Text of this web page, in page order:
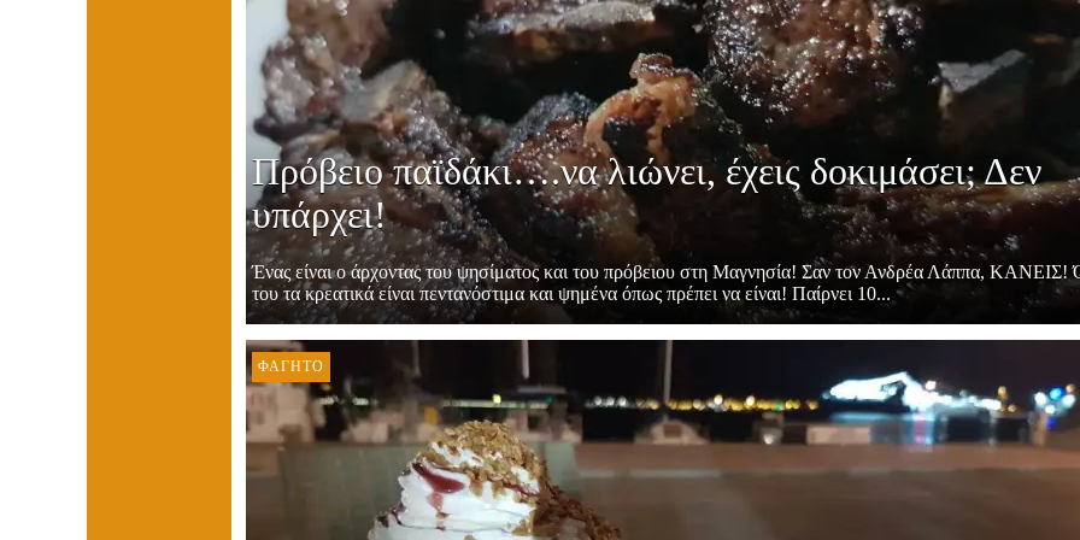
Πρόβειο παϊδάκι….να λιώνει, έχεις δοκιμάσει; Δεν
υπάρχει!
Ένας είναι ο άρχοντας του ψησίματος και του πρόβειου στη Μαγνησία! Σαν τον Ανδρέα Λάππα, ΚΑΝΕΙΣ!
του τα κρεατικά είναι πεντανόστιμα και ψημένα όπως πρέπει να είναι! Παίρνει 10...
ΦΑΓΗΤΌ